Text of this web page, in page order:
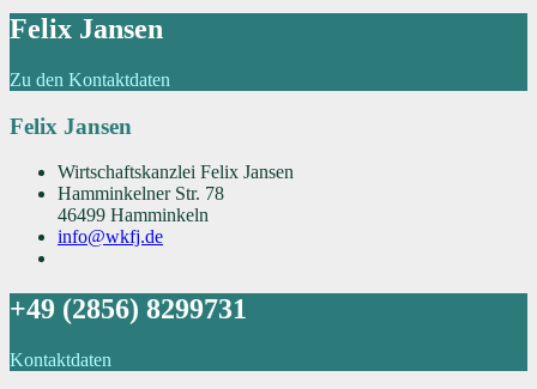
Felix Jansen
Zu den Kontaktdaten
Felix Jansen
Wirtschaftskanzlei Felix Jansen
Hamminkelner Str. 78
46499 Hamminkeln
info@wkfj.de
+49 (2856) 8299731
Kontaktdaten